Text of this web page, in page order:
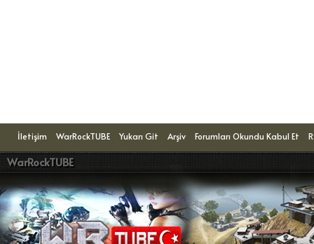
İletişim WarRockTUBE Yukarı Git Arşiv Forumları Okundu Kabul Et
WarRockTUBE